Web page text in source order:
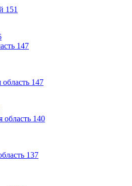
151
147
область 147
область 140
137